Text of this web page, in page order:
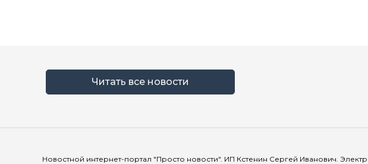
Читать все новости
Новостной интернет-портал "Просто новости". ИП Кстенин Сергей Иванович.